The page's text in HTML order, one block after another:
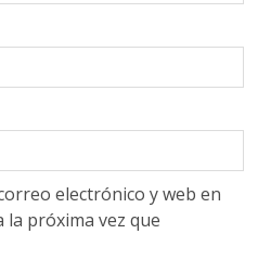
electrónico y web en
próxima vez que